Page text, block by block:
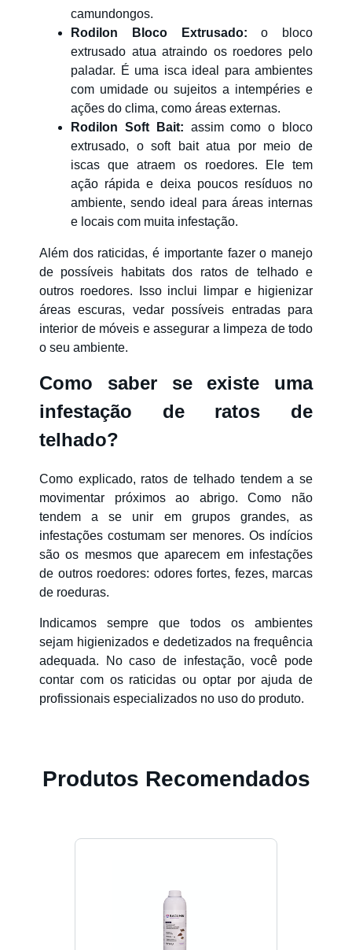
camundongos.
Rodilon Bloco Extrusado: o bloco
extrusado atua atraindo os roedores pelo
paladar. É uma isca ideal para ambientes
com umidade ou sujeitos a intempéries e
ações do clima, como áreas externas.
Rodilon Soft Bait: assim como o bloco
extrusado, o soft bait atua por meio de
iscas que atraem os roedores. Ele tem
ação rápida e deixa poucos resíduos no
ambiente, sendo ideal para áreas internas
e locais com muita infestação.
Além dos raticidas, é importante fazer o manejo
de possíveis habitats dos ratos de telhado e
outros roedores. Isso inclui limpar e higienizar
áreas escuras, vedar possíveis entradas para
interior de móveis e assegurar a limpeza de todo
o seu ambiente.
Como saber se existe uma
infestação de ratos de
telhado?
Como explicado, ratos de telhado tendem a se
movimentar próximos ao abrigo. Como não
tendem a se unir em grupos grandes, as
infestações costumam ser menores. Os indícios
são os mesmos que aparecem em infestações
de outros roedores: odores fortes, fezes, marcas
de roeduras.
Indicamos sempre que todos os ambientes
sejam higienizados e dedetizados na frequência
adequada. No caso de infestação, você pode
contar com os raticidas ou optar por ajuda de
profissionais especializados no uso do produto.
Produtos Recomendados